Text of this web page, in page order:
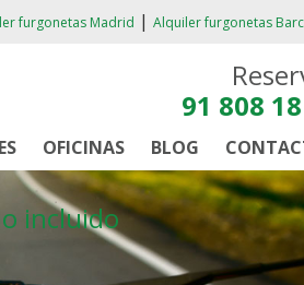
furgonetas Madrid | Alquiler furgonetas
91 808
OFICINAS BLOG
incluido